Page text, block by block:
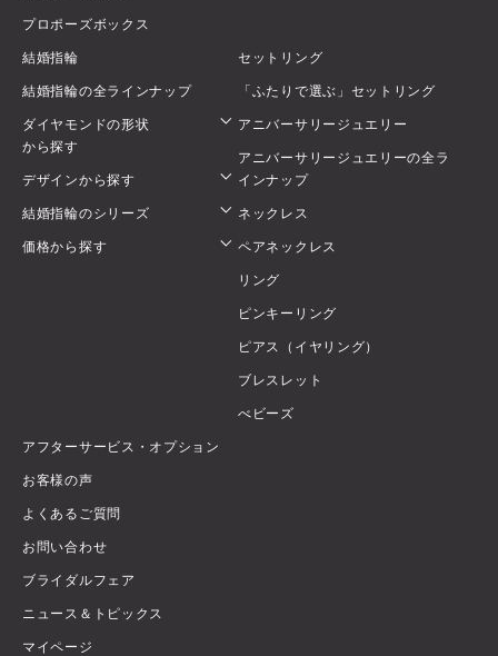
プロポーズボックス
結婚指輪
結婚指輪の全ラインナップ
ダイヤモンドの形状
から探す
デザインから探す
結婚指輪のシリーズ
価格から探す
セットリング
「ふたりで選ぶ」セットリング
アニバーサリージュエリー
アニバーサリージュエリーの全ラ
インナップ
ネックレス
ペアネックレス
リング
ピンキーリング
ピアス（イヤリング）
ブレスレット
べビーズ
アフターサービス・オプション
お客様の声
よくあるご質問
お問い合わせ
ブライダルフェア
ニュース＆トピックス
マイページ